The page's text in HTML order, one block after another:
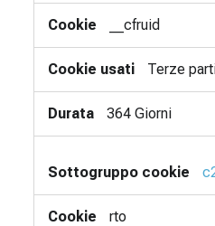
__cfruid
Terze
364 Giorni
rto